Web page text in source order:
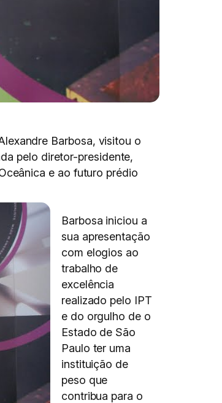
Barbosa, visitou o
pelo diretor-presidente,
e ao futuro prédio
Barbosa iniciou a
sua apresentação
com elogios ao
trabalho de
excelência
realizado pelo IPT
e do orgulho de o
Estado de São
Paulo ter uma
instituição de
peso que
contribua para o